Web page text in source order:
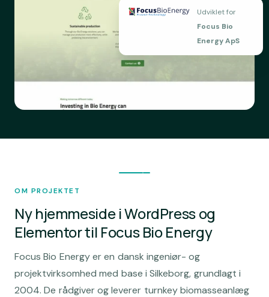
Udviklet for
Focus Bio
Energy ApS
OM PROJEKTET
Ny hjemmeside i WordPress og
Elementor til Focus Bio Energy
Focus Bio Energy er en dansk ingeniør- og
projektvirksomhed med base i Silkeborg, grundlagt i
2004. De rådgiver og leverer turnkey biomasseanlæg